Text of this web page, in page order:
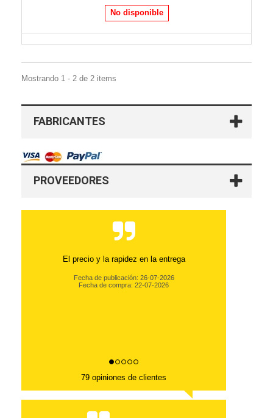
No disponible
Mostrando 1 - 2 de 2 items
FABRICANTES
PROVEEDORES
El precio y la rapidez en la entrega
Fecha de publicación: 26-07-2026
Fecha de compra: 22-07-2026
79 opiniones de clientes